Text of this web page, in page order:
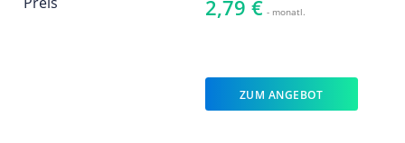
2,79 € - monatl.
ZUM ANGEBOT